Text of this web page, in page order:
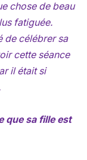
chose de beau
fatiguée.
de célébrer sa
cette séance
il était si
que sa fille est